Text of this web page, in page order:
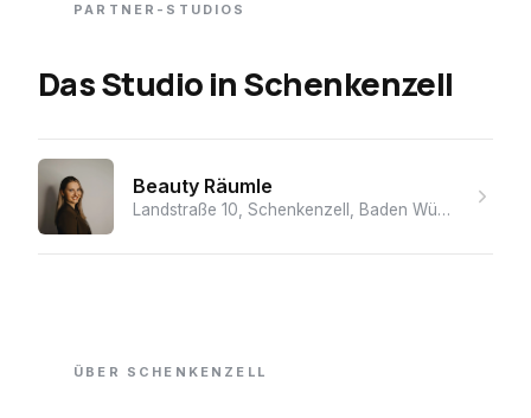
PARTNER-STUDIOS
Das StudioinSchenkenzell
Beauty Räumle
Landstraße 10, Schenkenzell, Baden Württemberg, 77773, Germany
ÜBER SCHENKENZELL